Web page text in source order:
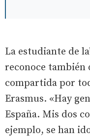
La estudiante de
reconoce también
compartida por
Erasmus. «Hay
España. Mis dos
ejemplo, se han